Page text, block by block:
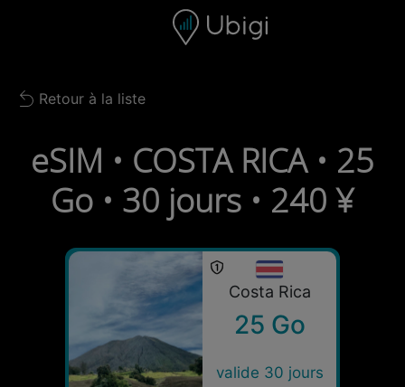
Barre de navigation Bas de page
Back to list
Retour à la liste
eSIM • COSTA RICA • 25
Go • 30 jours • 240 ¥
Costa Rica
25 Go
valide 30 jours